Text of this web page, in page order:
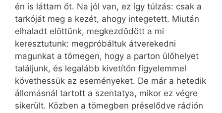
én is láttam őt. Na jól van, ez így túlzás: csak a
tarkóját meg a kezét, ahogy integetett. Miután
elhaladt előttünk, megkezdődött a mi
keresztutunk: megpróbáltuk átverekedni
magunkat a tömegen, hogy a parton ülőhelyet
találjunk, és legalább kivetítőn figyelemmel
követhessük az eseményeket. De már a hetedik
állomásnál tartott a szentatya, mikor ez végre
sikerült. Közben a tömegben préselődve rádión